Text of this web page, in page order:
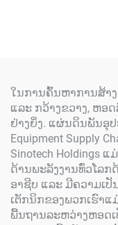
ໃນການຄົ້ນຫາການສ້າ
ແລະ ກວ້າງຂວາງ, ຫອ
ຢ່າງຍິ່ງ. ແຜ່ນດິນພັນອຸປ
Equipment Supply
Sinotech Holdings
ດ້ານພະລັງງານທົ່ວໂລ
ອາຊີບ ແລະ ມີຄວາມເ
ເຕັກນິກຂອງພວກເຮົາແ
ພື້ນຖານລະຫວ່າງຫອດເ